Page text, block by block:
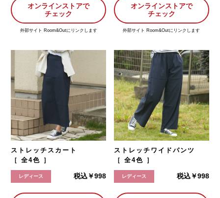
オンラインストアで
チェック
外部サイト Room&Outにリンクします
オンラインストアで
チェック
外部サイト Room&Outにリンクします
ストレッチスカート
［ 全4色 ］
レディース 税込￥998
ストレッチワイドパンツ
［ 全4色 ］
レディース 税込￥998